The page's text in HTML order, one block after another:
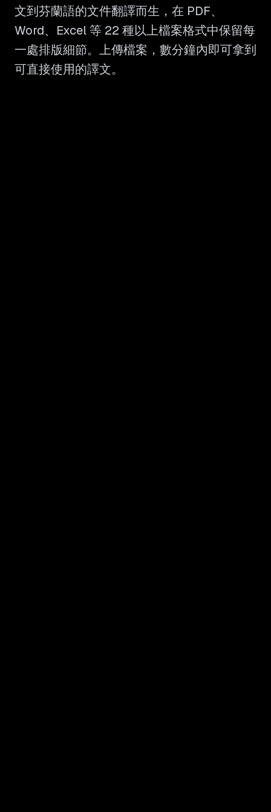
文到芬蘭語的文件翻譯而生，在 PDF、
Word、Excel 等 22 種以上檔案格式中保留每
一處排版細節。上傳檔案，數分鐘內即可拿到
可直接使用的譯文。